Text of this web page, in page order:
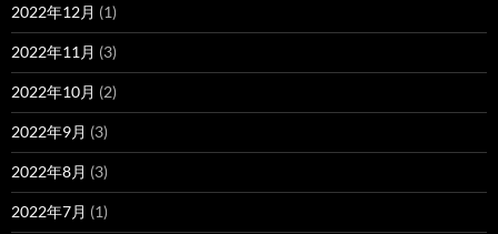
2022年12月 (1)
2022年11月 (3)
2022年10月 (2)
2022年9月 (3)
2022年8月 (3)
2022年7月 (1)